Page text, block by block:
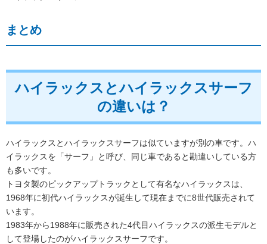
まとめ
ハイラックスとハイラックスサーフ
の違いは？
ハイラックスとハイラックスサーフは似ていますが別の車です。ハ
イラックスを「サーフ」と呼び、同じ車であると勘違いしている方
も多いです。
トヨタ製のピックアップトラックとして有名なハイラックスは、
1968年に初代ハイラックスが誕生して現在までに8世代販売されて
います。
1983年から1988年に販売された4代目ハイラックスの派生モデルと
して登場したのがハイラックスサーフです。